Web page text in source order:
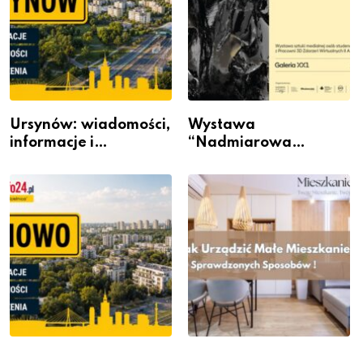
Ursynów: wiadomości,
informacje i
Wystawa
“Nadmiarowa
Galerii XX1